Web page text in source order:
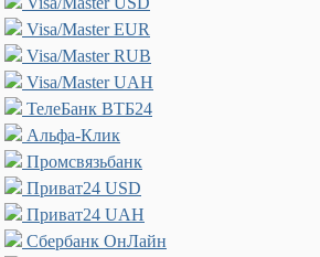
Visa/Master EUR
Visa/Master RUB
Visa/Master UAH
ТелеБанк ВТБ24
Альфа-Клик
Промсвязьбанк
Приват24 USD
Приват24 UAH
Сбербанк ОнЛайн